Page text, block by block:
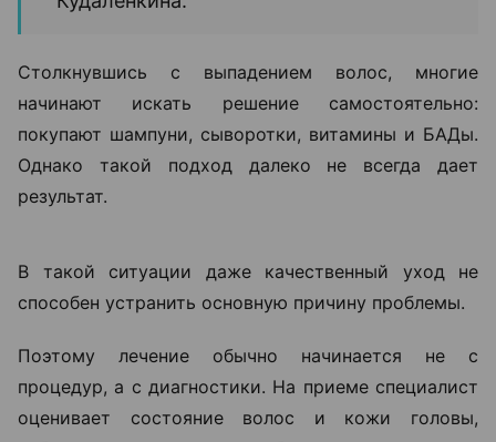
Поводом для консультации трихолога могут стать
не только выпадение волос, но и изменения кожи
головы. Например, зуд, покраснение, шелушение,
повышенная жирность или, наоборот, выраженная
качества волос, когда они становятся ломкими,
тусклыми и теряют плотность.
«Если человек замечает выраженное
выпадение волос, изменение их
структуры или появление участков